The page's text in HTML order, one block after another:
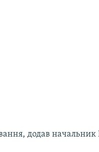
додав начальник